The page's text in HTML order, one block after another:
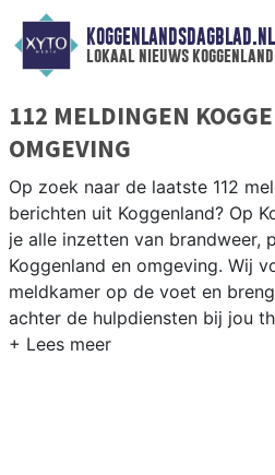
KOGGENLANDSDAGBLAD.NL
lokaal nieuws koggenland
112 MELDINGEN
OMGEVING
Op zoek naar de laatste 112
berichten uit Koggenland? Op
je alle inzetten van brandweer,
Koggenland en omgeving. Wij
meldkamer op de voet en
achter de hulpdiensten bij jou